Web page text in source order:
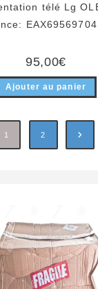
télé Lg
95,00€
Ajouter au panier
1 2